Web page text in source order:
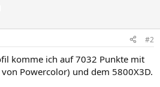
#2
komme ich auf 7032 Punkte mit
Powercolor) und dem 5800X3D.